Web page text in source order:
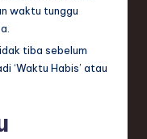
waktu tunggu
tiba sebelum
‘Waktu Habis’ atau